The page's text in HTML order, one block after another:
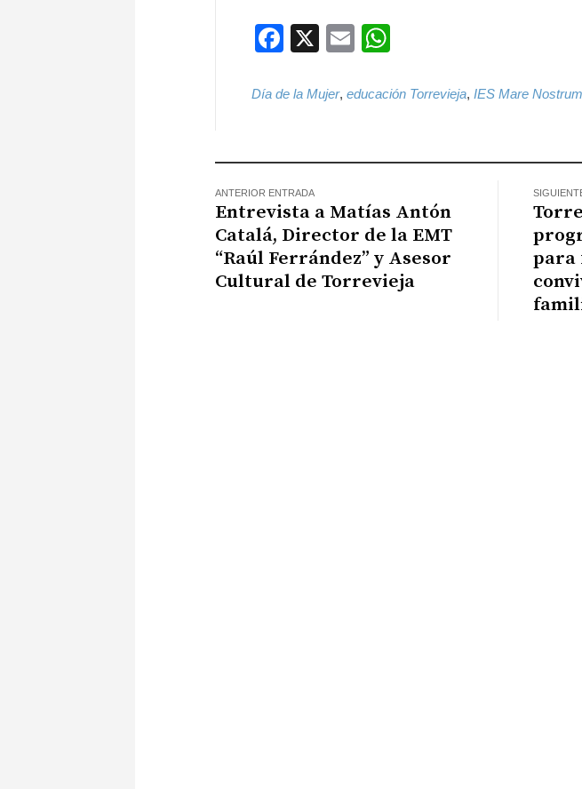
Facebook
X Email
Día de la Mujer, educación Torrevieja, IES Mare Nostrum
ANTERIOR ENTRADA
Entrevista a Matías Antón
Catalá, Director de la EMT
“Raúl Ferrández” y Asesor
Cultural de Torrevieja
para